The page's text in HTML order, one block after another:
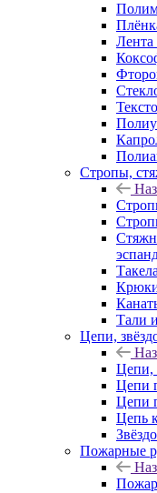
Стропы,
Тали
Цепи,
Цепи,
Цепи
Цепи
Цепь
Пожарные